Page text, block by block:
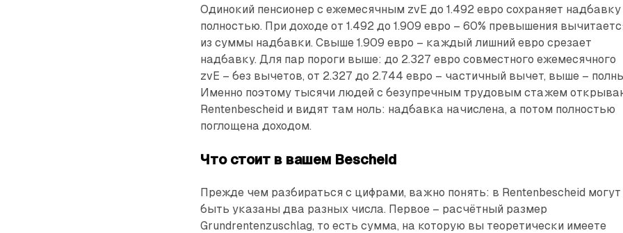
Одинокий пенсионер с ежемесячным zvE до 1.492 евро сохраняет надбавку
полностью. При доходе от 1.492 до 1.909 евро – 60% превышения
из суммы надбавки. Свыше 1.909 евро – каждый лишний евро срезает
надбавку. Для пар пороги выше: до 2.327 евро совместного ежемесячного
zvE – без вычетов, от 2.327 до 2.744 евро – частичный вычет, выше –
Именно поэтому тысячи людей с безупречным трудовым стажем
Rentenbescheid и видят там ноль: надбавка начислена, а потом полностью
поглощена доходом.
Что стоит в вашем Bescheid
Прежде чем разбираться с цифрами, важно понять: в Rentenbescheid могут
быть указаны два разных числа. Первое – расчётный размер
Grundrentenzuschlag, то есть сумма, на которую вы теоретически имеете